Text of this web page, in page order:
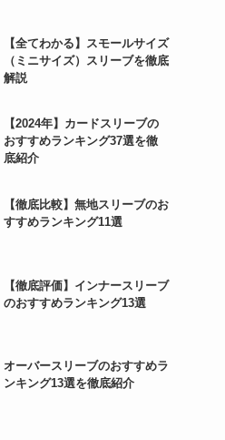
【全てわかる】スモールサイズ
（ミニサイズ）スリーブを徹底
解説
【2024年】カードスリーブの
おすすめランキング37選を徹
底紹介
【徹底比較】無地スリーブのお
すすめランキング11選
【徹底評価】インナースリーブ
のおすすめランキング13選
オーバースリーブのおすすめラ
ンキング13選を徹底紹介